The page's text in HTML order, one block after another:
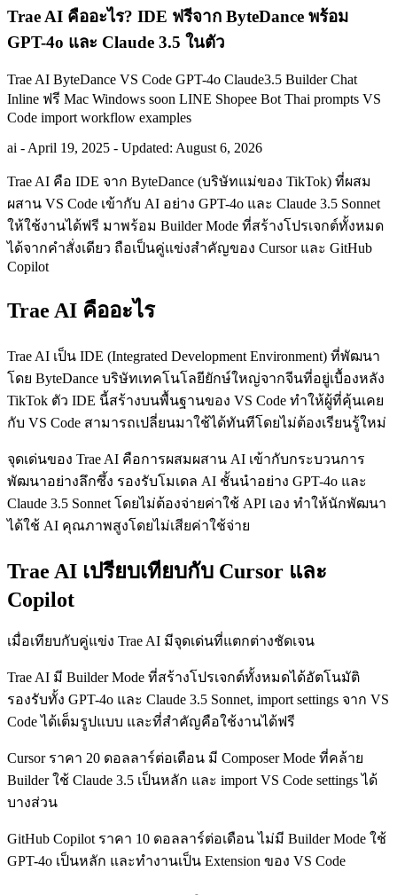
Trae AI คืออะไร? IDE ฟรีจาก ByteDance พร้อม
GPT-4o และ Claude 3.5 ในตัว
Trae AI ByteDance VS Code GPT-4o Claude3.5 Builder Chat
Inline ฟรี Mac Windows soon LINE Shopee Bot Thai prompts VS
Code import workflow examples
ai - April 19, 2025 - Updated: August 6, 2026
Trae AI คือ IDE จาก ByteDance (บริษัทแม่ของ TikTok) ที่ผสม
ผสาน VS Code เข้ากับ AI อย่าง GPT-4o และ Claude 3.5 Sonnet
ให้ใช้งานได้ฟรี มาพร้อม Builder Mode ที่สร้างโปรเจกต์ทั้งหมด
ได้จากคำสั่งเดียว ถือเป็นคู่แข่งสำคัญของ Cursor และ GitHub
Copilot
Trae AI คืออะไร
Trae AI เป็น IDE (Integrated Development Environment) ที่พัฒนา
โดย ByteDance บริษัทเทคโนโลยียักษ์ใหญ่จากจีนที่อยู่เบื้องหลัง
TikTok ตัว IDE นี้สร้างบนพื้นฐานของ VS Code ทำให้ผู้ที่คุ้นเคย
กับ VS Code สามารถเปลี่ยนมาใช้ได้ทันทีโดยไม่ต้องเรียนรู้ใหม่
จุดเด่นของ Trae AI คือการผสมผสาน AI เข้ากับกระบวนการ
พัฒนาอย่างลึกซึ้ง รองรับโมเดล AI ชั้นนำอย่าง GPT-4o และ
Claude 3.5 Sonnet โดยไม่ต้องจ่ายค่าใช้ API เอง ทำให้นักพัฒนา
ได้ใช้ AI คุณภาพสูงโดยไม่เสียค่าใช้จ่าย
Trae AI เปรียบเทียบกับ Cursor และ
Copilot
เมื่อเทียบกับคู่แข่ง Trae AI มีจุดเด่นที่แตกต่างชัดเจน
Trae AI มี Builder Mode ที่สร้างโปรเจกต์ทั้งหมดได้อัตโนมัติ
รองรับทั้ง GPT-4o และ Claude 3.5 Sonnet, import settings จาก VS
Code ได้เต็มรูปแบบ และที่สำคัญคือใช้งานได้ฟรี
Cursor ราคา 20 ดอลลาร์ต่อเดือน มี Composer Mode ที่คล้าย
Builder ใช้ Claude 3.5 เป็นหลัก และ import VS Code settings ได้
บางส่วน
GitHub Copilot ราคา 10 ดอลลาร์ต่อเดือน ไม่มี Builder Mode ใช้
GPT-4o เป็นหลัก และทำงานเป็น Extension ของ VS Code